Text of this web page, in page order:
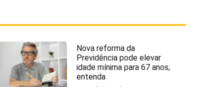
Nova reforma da
Previdência pode elevar
idade mínima para 67 anos;
entenda